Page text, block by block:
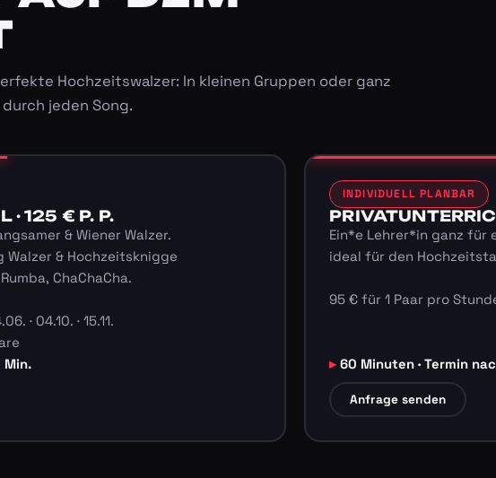
Hochzeitswalzer: In kleinen Gruppen oder ganz
jeden Song.
· 125 € P. P.
& Wiener Walzer.
& Hochzeitsknigge
ChaChaCha.
· 04.10. · 15.11.
Min.
INDIVIDUELL PLANBAR
Ein*e Lehrer*in ganz für
ideal für den
95 € für 1 Paar pro
60 Minuten · Termin
Anfrage senden